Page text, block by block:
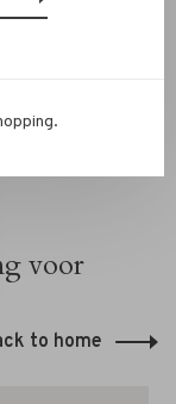
welkom in
voor
to home